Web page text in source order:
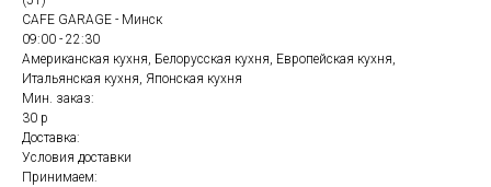
CAFE GARAGE - Минск
09:00 - 22:30
Американская кухня, Белорусская кухня, Европейская кухня,
Итальянская кухня, Японская кухня
Мин. заказ:
30 р
Доставка:
Условия доставки
Принимаем: